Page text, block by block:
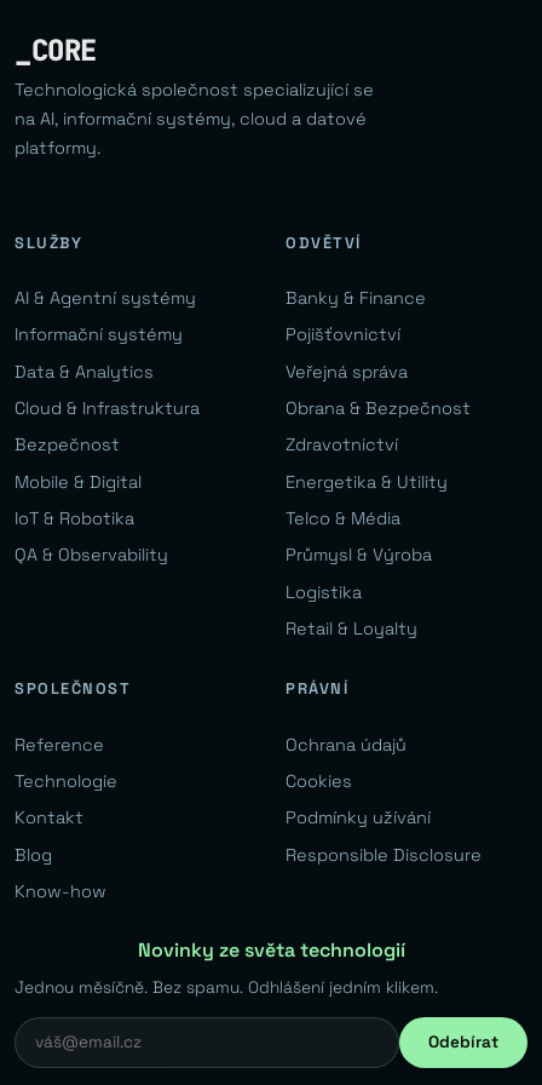
_CORE
Technologická společnost specializující se
na AI, informační systémy, cloud a datové
platformy.
SLUŽBY
AI & Agentní systémy
Informační systémy
Data & Analytics
Cloud & Infrastruktura
Bezpečnost
Mobile & Digital
IoT & Robotika
QA & Observability
ODVĚTVÍ
Banky & Finance
Pojišťovnictví
Veřejná správa
Obrana & Bezpečnost
Zdravotnictví
Energetika & Utility
Telco & Média
Průmysl & Výroba
Logistika
Retail & Loyalty
SPOLEČNOST
Reference
Technologie
Kontakt
Blog
Know-how
PRÁVNÍ
Ochrana údajů
Cookies
Podmínky užívání
Responsible Disclosure
Novinky ze světa technologií
Jednou měsíčně. Bez spamu. Odhlášení jedním klikem.
Odebírat